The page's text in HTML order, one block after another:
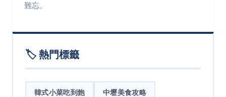
難忘。
🏷️ 熱門標籤
韓式小菜吃到飽 中壢美食攻略